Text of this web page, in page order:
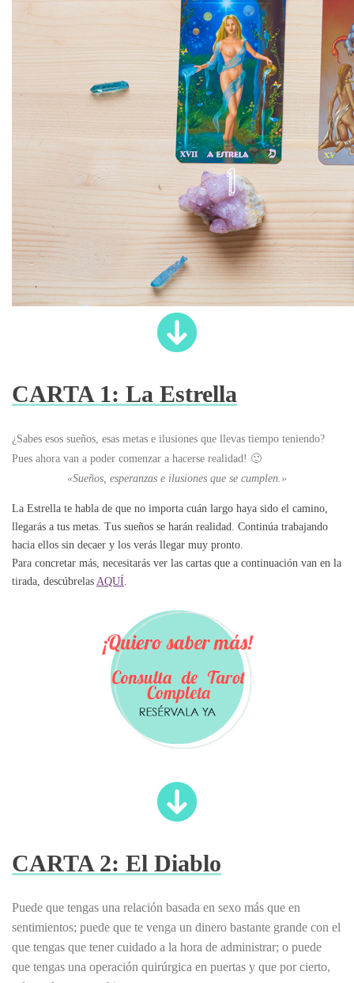
CARTA 1: La Estrella
¿Sabes esos sueños, esas metas e ilusiones que llevas tiempo teniendo?
Pues ahora van a poder comenzar a hacerse realidad! 🙂
«Sueños, esperanzas e ilusiones que se cumplen.»
La Estrella te habla de que no importa cuán largo haya sido el camino,
llegarás a tus metas. Tus sueños se harán realidad. Continúa trabajando
hacia ellos sin decaer y los verás llegar muy pronto.
Para concretar más, necesitarás ver las cartas que a continuación van en la
tirada, descúbrelas AQUÍ
CARTA 2: El Diablo
Puede que tengas una relación basada en sexo más que en
sentimientos; puede que te venga un dinero bastante grande con el
que tengas que tener cuidado a la hora de administrar; o puede
que tengas una operación quirúrgica en puertas y que por cierto,